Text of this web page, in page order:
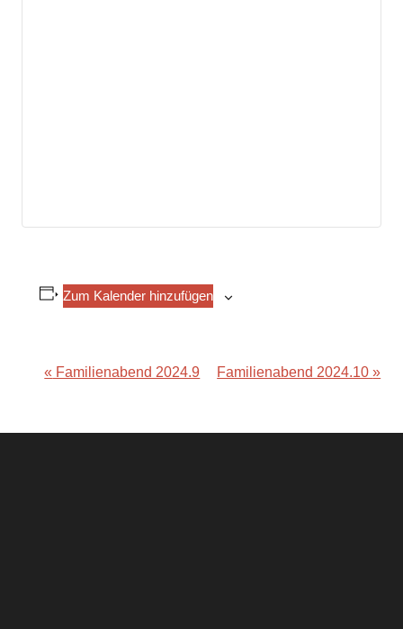
Zum Kalender hinzufügen
Veranstaltung-
« Familienabend 2024.9 Familienabend 2024.10»